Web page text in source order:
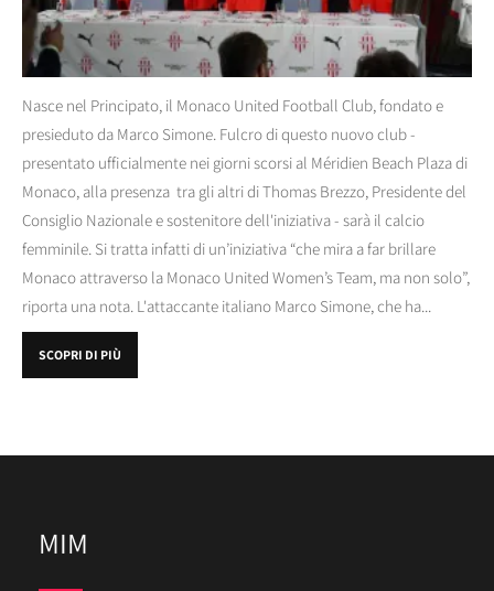
Nasce nel Principato, il Monaco United Football Club, fondato e
presieduto da Marco Simone. Fulcro di questo nuovo club -
presentato ufficialmente nei giorni scorsi al Méridien Beach Plaza di
Monaco, alla presenza tra gli altri di Thomas Brezzo, Presidente del
Consiglio Nazionale e sostenitore dell'iniziativa - sarà il calcio
femminile. Si tratta infatti di un’iniziativa “che mira a far brillare
Monaco attraverso la Monaco United Women’s Team, ma non solo”,
riporta una nota. L'attaccante italiano Marco Simone, che ha...
SCOPRI DI PIÙ
MIM